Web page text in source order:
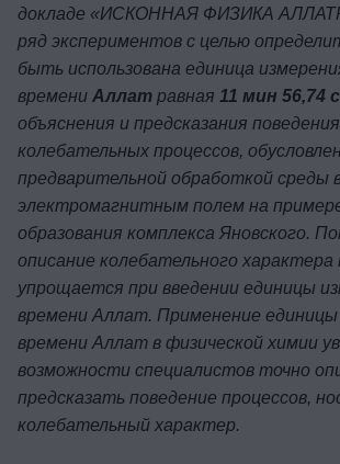
докладе «ИСКОННАЯ ФИЗИКА
ряд экспериментов с целью
быть использована единица
времени Аллат равная 11 мин 56,74
объяснения и предсказания поведения
колебательных процессов,
предварительной обработкой среды
электромагнитным полем на
образования комплекса Яновского.
описание колебательного характера
упрощается при введении единицы
времени Аллат. Применение единицы
времени Аллат в физической химии
возможности специалистов точно
предсказать поведение процессов,
колебательный характер.